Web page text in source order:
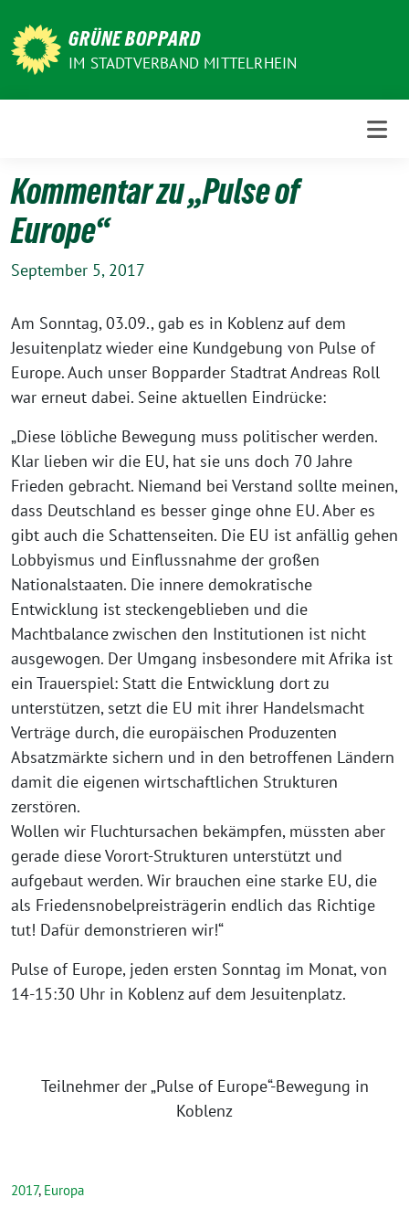
zum
Inhalt
GRÜNE BOPPARD
IM STADTVERBAND MITTELRHEIN
Kommentar zu „Pulse of
Europe“
September 5, 2017
Am Sonntag, 03.09., gab es in Koblenz auf dem
Jesuitenplatz wieder eine Kundgebung von Pulse of
Europe. Auch unser Bopparder Stadtrat Andreas Roll
war erneut dabei. Seine aktuellen Eindrücke:
„Diese löbliche Bewegung muss politischer werden.
Klar lieben wir die EU, hat sie uns doch 70 Jahre
Frieden gebracht. Niemand bei Verstand sollte meinen,
dass Deutschland es besser ginge ohne EU. Aber es
gibt auch die Schattenseiten. Die EU ist anfällig gehen
Lobbyismus und Einflussnahme der großen
Nationalstaaten. Die innere demokratische
Entwicklung ist steckengeblieben und die
Machtbalance zwischen den Institutionen ist nicht
ausgewogen. Der Umgang insbesondere mit Afrika ist
ein Trauerspiel: Statt die Entwicklung dort zu
unterstützen, setzt die EU mit ihrer Handelsmacht
Verträge durch, die europäischen Produzenten
Absatzmärkte sichern und in den betroffenen Ländern
damit die eigenen wirtschaftlichen Strukturen
zerstören.
Wollen wir Fluchtursachen bekämpfen, müssten aber
gerade diese Vorort-Strukturen unterstützt und
aufgebaut werden. Wir brauchen eine starke EU, die
als Friedensnobelpreisträgerin endlich das Richtige
tut! Dafür demonstrieren wir!“
Pulse of Europe, jeden ersten Sonntag im Monat, von
14-15:30 Uhr in Koblenz auf dem Jesuitenplatz.
Teilnehmer der „Pulse of Europe“-Bewegung in
Koblenz
2017, Europa